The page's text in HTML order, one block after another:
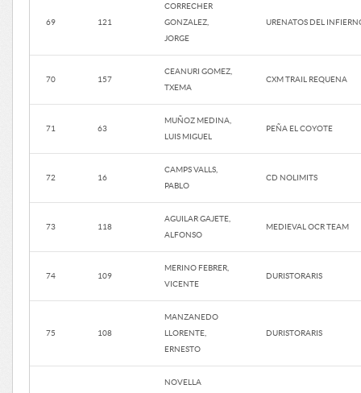
69 121
CORRECHER
GONZALEZ,
JORGE
URENATOS DEL
70 157
CEANURI GOMEZ,
TXEMA
CXM TRAIL REQUENA
71 63
MUÑOZ MEDINA,
LUIS MIGUEL
PEÑA EL COYOTE
72 16
CAMPS VALLS,
PABLO
CD NOLIMITS
73 118
AGUILAR GAJETE,
ALFONSO
MEDIEVAL OCR TEAM
74 109
MERINO FEBRER,
VICENTE
DURISTORARIS
75 108
MANZANEDO
LLORENTE,
ERNESTO
DURISTORARIS
NOVELLA